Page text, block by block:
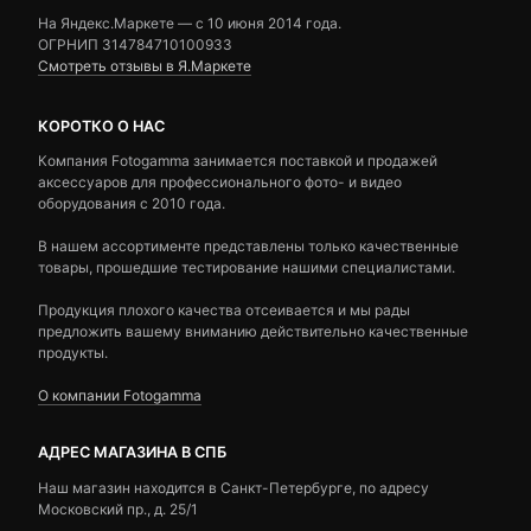
На Яндекс.Маркете — c 10 июня 2014 года.
ОГРНИП 314784710100933
Смотреть отзывы в Я.Маркете
КОРОТКО О НАС
Компания Fotogamma занимается поставкой и продажей
аксессуаров для профессионального фото- и видео
оборудования с 2010 года.
В нашем ассортименте представлены только качественные
товары, прошедшие тестирование нашими специалистами.
Продукция плохого качества отсеивается и мы рады
предложить вашему вниманию действительно качественные
продукты.
О компании Fotogamma
АДРЕС МАГАЗИНА В СПБ
Наш магазин находится в Санкт-Петербурге, по адресу
Московский пр., д. 25/1